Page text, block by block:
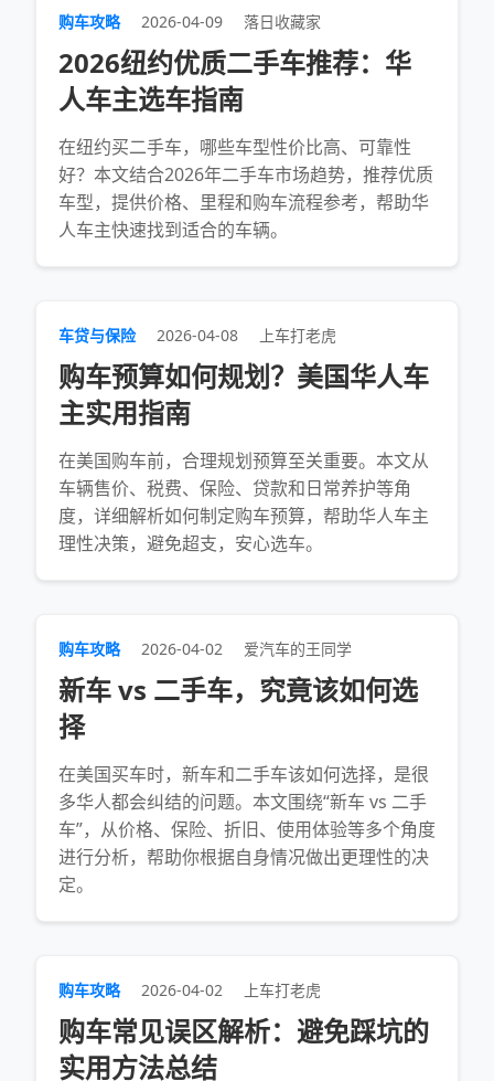
购车攻略 2026-04-09 落日收藏家
2026纽约优质二手车推荐：华
人车主选车指南
在纽约买二手车，哪些车型性价比高、可靠性
好？本文结合2026年二手车市场趋势，推荐优质
车型，提供价格、里程和购车流程参考，帮助华
人车主快速找到适合的车辆。
车贷与保险 2026-04-08 上车打老虎
购车预算如何规划？美国华人车
主实用指南
在美国购车前，合理规划预算至关重要。本文从
车辆售价、税费、保险、贷款和日常养护等角
度，详细解析如何制定购车预算，帮助华人车主
理性决策，避免超支，安心选车。
购车攻略 2026-04-02 爱汽车的王同学
新车 vs 二手车，究竟该如何选
择
在美国买车时，新车和二手车该如何选择，是很
多华人都会纠结的问题。本文围绕“新车 vs 二手
车”，从价格、保险、折旧、使用体验等多个角度
进行分析，帮助你根据自身情况做出更理性的决
定。
购车攻略 2026-04-02 上车打老虎
购车常见误区解析：避免踩坑的
实用方法总结